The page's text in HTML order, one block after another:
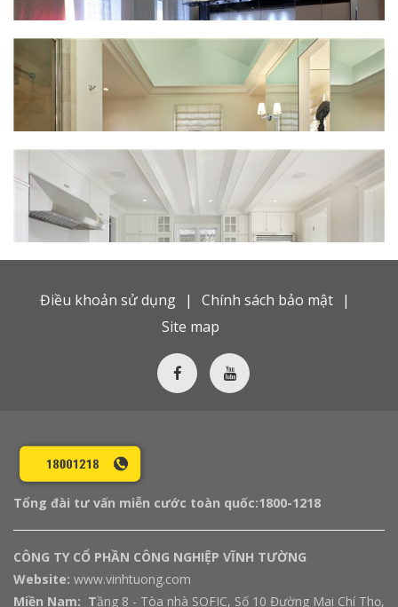
Điều khoản sử dụng
Chính sách bảo mật
Site map
Tổng đài tư vấn miễn cước toàn quốc:1800-1218
CÔNG TY CỔ PHẦN CÔNG NGHIỆP VĨNH TƯỜNG
Website: www.vinhtuong.com
Miền Nam: Tầng 8 - Tòa nhà SOFIC, Số 10 Đường Mai Chí Thọ,